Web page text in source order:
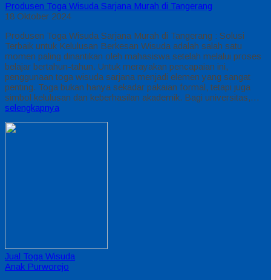
Produsen Toga Wisuda Sarjana Murah di Tangerang
18 Oktober 2024
Produsen Toga Wisuda Sarjana Murah di Tangerang : Solusi
Terbaik untuk Kelulusan Berkesan Wisuda adalah salah satu
momen paling dinantikan oleh mahasiswa setelah melalui proses
belajar bertahun-tahun. Untuk merayakan pencapaian ini,
penggunaan toga wisuda sarjana menjadi elemen yang sangat
penting. Toga bukan hanya sekadar pakaian formal, tetapi juga
simbol kelulusan dan keberhasilan akademik. Bagi universitas,…
selengkapnya
Jual Toga Wisuda
Anak Purworejo